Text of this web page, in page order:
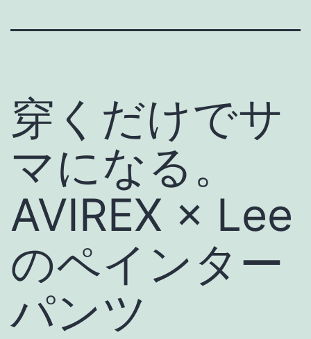
穿くだけでサ
マになる。
AVIREX × Lee
のペインター
パンツ